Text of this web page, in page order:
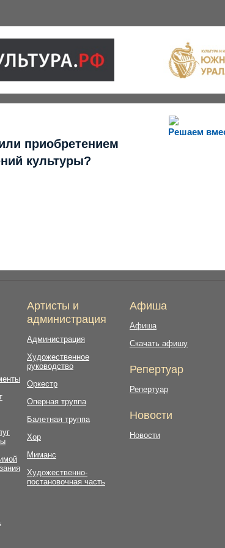
Решаем
приобретением
культуры?
Артисты и
администрация
Администрация
Художественное
руководство
Оркестр
Оперная труппа
Балетная труппа
Хор
Миманс
Художественно-
постановочная часть
Афиша
Афиша
Скачать афишу
Репертуар
Репертуар
Новости
Новости